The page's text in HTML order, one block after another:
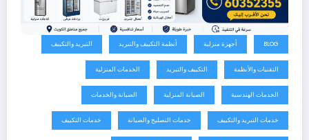
BLOG أجهزة منزلية أنظمة التكييف والتبريد التبريد والتكييف
التقنيات والأنظمة التكييف والتبريد الخدمات المنزلية
الخدمات الهندسية الصيانة المنزلية الصيانة والخدمات
خدمات التبريد والتكييف خدمات التصليح والصيانة خدمات التكييف